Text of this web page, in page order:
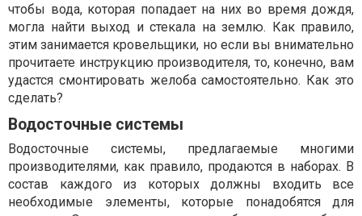
чтобы вода, которая попадает на них во время дождя,
могла найти выход и стекала на землю. Как правило,
этим занимается кровельщики, но если вы внимательно
прочитаете инструкцию производителя, то, конечно, вам
удастся смонтировать желоба самостоятельно. Как это
сделать?
Водосточные системы
Водосточные системы, предлагаемые многими
производителями, как правило, продаются в наборах. В
состав каждого из которых должны входить все
необходимые элементы, которые понадобятся для